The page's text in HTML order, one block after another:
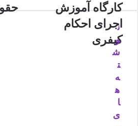
حقوق
تجارت
کارگاه
آموزش
اجرای
احکام
کیفری
کارگاه آموزش
اجرای احکام
کیفری
ن
و
ش
ت
ه
ه
ا
ی